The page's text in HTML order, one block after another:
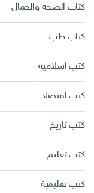
كتاب الصحة والجمال
كتاب طب
كتب اسلامية
كتب اقتصاد
كتب تاريخ
كتب تعليم
كتب تعليمية